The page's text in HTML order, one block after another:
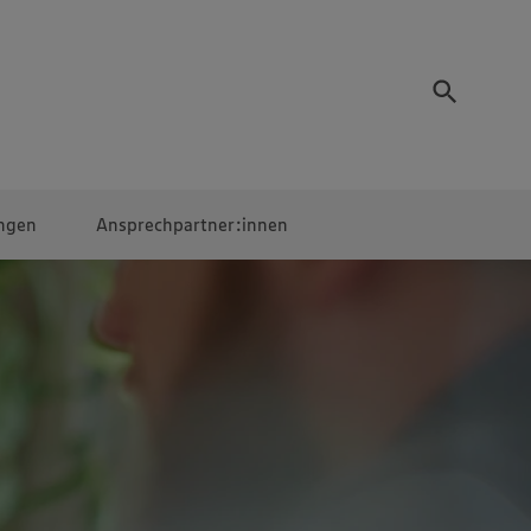
Ansprechpartner:innen